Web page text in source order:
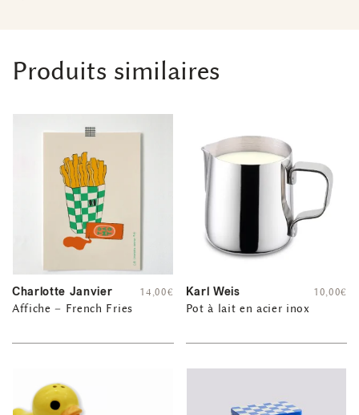
Produits similaires
Charlotte Janvier
Affiche – French Fries
14,00€ Karl Weis
Pot à lait en acier inox
10,00€